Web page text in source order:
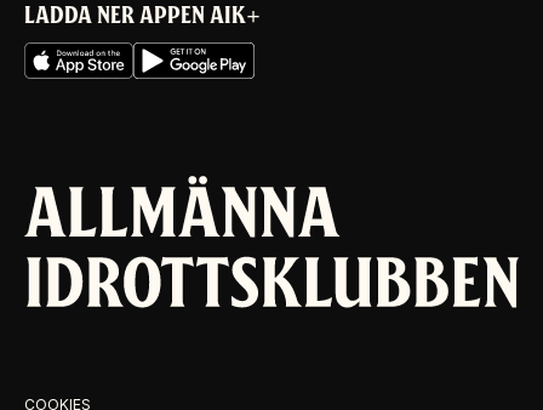
LADDA NER APPEN AIK+
COOKIES